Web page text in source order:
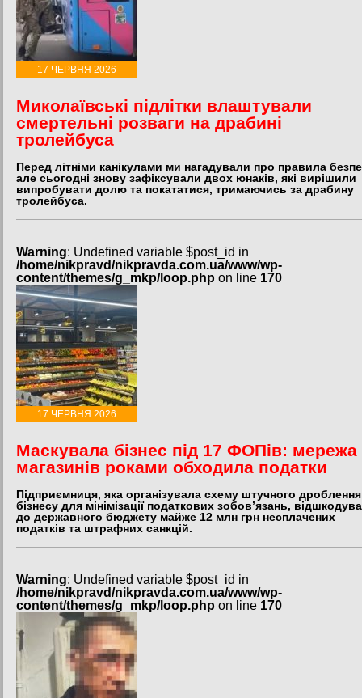
17 ЧЕРВНЯ 2026
Миколаївські підлітки влаштували
смертельні розваги на драбині
тролейбуса
Перед літніми канікулами ми нагадували про правила
але сьогодні знову зафіксували двох юнаків, які вирішили
випробувати долю та покататися, тримаючись за драбину
тролейбуса.
Warning: Undefined variable $post_id in
/home/nikpravd/nikpravda.com.ua/www/wp-
content/themes/g_mkp/loop.php on line 170
17 ЧЕРВНЯ 2026
Маскувала бізнес під 17 ФОПів: мережа
магазинів роками обходила податки
Підприємниця, яка організувала схему штучного дроблення
бізнесу для мінімізації податкових зобов’язань,
до державного бюджету майже 12 млн грн несплачених
податків та штрафних санкцій.
Warning: Undefined variable $post_id in
/home/nikpravd/nikpravda.com.ua/www/wp-
content/themes/g_mkp/loop.php on line 170